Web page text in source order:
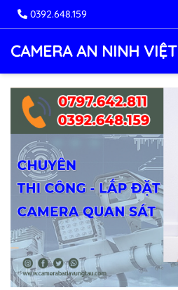
0392.648.159
CAMERA AN NINH VIỆT